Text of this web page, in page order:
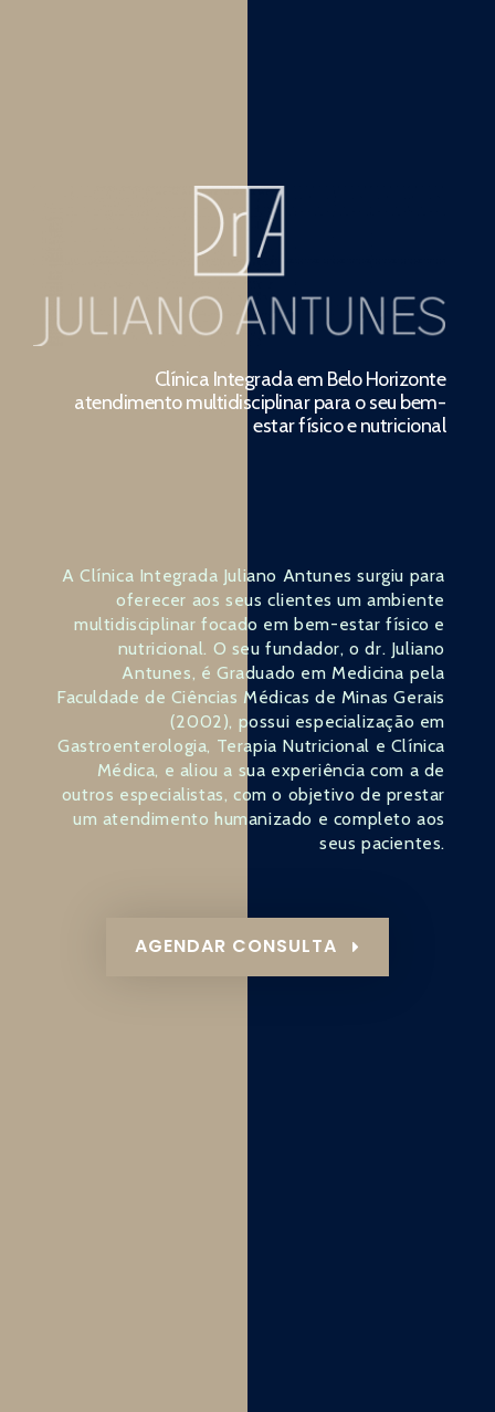
Clínica Integrada em Belo Horizonte
atendimento multidisciplinar para o seu bem-
estar físico e nutricional
A Clínica Integrada Juliano Antunes surgiu para
oferecer aos seus clientes um ambiente
multidisciplinar focado em bem-estar físico e
nutricional. O seu fundador, o dr. Juliano
Antunes, é Graduado em Medicina pela
Faculdade de Ciências Médicas de Minas Gerais
(2002), possui especialização em
Gastroenterologia, Terapia Nutricional e Clínica
Médica, e aliou a sua experiência com a de
outros especialistas, com o objetivo de prestar
um atendimento humanizado e completo aos
seus pacientes.
AGENDAR CONSULTA